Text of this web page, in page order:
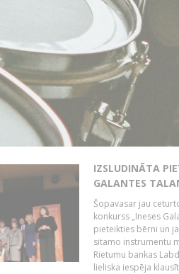
IZSLUDINĀTA
GALANTES
Šopavasar jau
konkurss „Ineses
pieteikties bērni un
sitamo instrumentu
Rietumu bankas
lieliska iespēja